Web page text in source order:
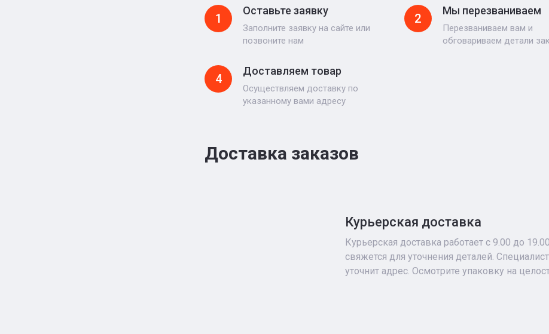
1
Оставьте заявку
Заполните заявку на сайте или
позвоните нам
2
Мы перезваниваем
Перезваниваем вам и
обговариваем детали
4
Доставляем товар
Осуществляем доставку по
указанному вами адресу
Доставка заказов
Курьерская доставка
Курьерская доставка работает с 9.00 до
свяжется для уточнения деталей.
уточнит адрес. Осмотрите упаковку на